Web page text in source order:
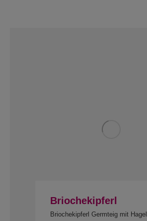
Briochekipferl
Briochekipferl Germteig mit